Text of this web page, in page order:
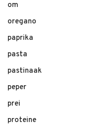
om
oregano
paprika
pasta
pastinaak
peper
prei
proteine